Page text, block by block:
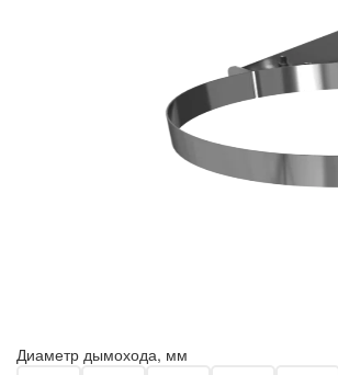
Диаметр дымохода, мм